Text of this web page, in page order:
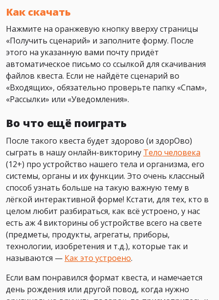
Как скачать
Нажмите на оранжевую кнопку вверху страницы
«Получить сценарий» и заполните форму. После
этого на указанную вами почту придёт
автоматическое письмо со ссылкой для скачивания
файлов квеста. Если не найдёте сценарий во
«Входящих», обязательно проверьте папку «Спам»,
«Рассылки» или «Уведомления».
Во что ещё поиграть
После такого квеста будет здорово (и здорОво)
сыграть в нашу онлайн-викторину Тело человека
(12+) про устройство нашего тела и организма, его
системы, органы и их функции. Это очень классный
способ узнать больше на такую важную тему в
лёгкой интерактивной форме! Кстати, для тех, кто в
целом любит разбираться, как всё устроено, у нас
есть аж 4 викторины об устройстве всего на свете
(предметы, продукты, агрегаты, приборы,
технологии, изобретения и т.д.), которые так и
называются — Как это устроено.
Если вам понравился формат квеста, и намечается
день рождения или другой повод, когда нужно